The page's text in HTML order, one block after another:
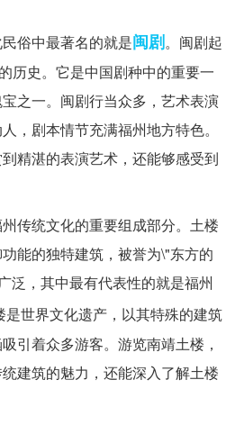
俗中最著名的就是闽剧。闽剧起
历史。它是中国剧种中的重要一
之一。闽剧行当众多，艺术表演
，剧本情节充满福州地方特色。
精湛的表演艺术，还能够感受到
传统文化的重要组成部分。土楼
能的独特建筑，被誉为\"东方的
泛，其中最有代表性的就是福州
是世界文化遗产，以其特殊的建筑
引着众多游客。游览南靖土楼，
建筑的魅力，还能深入了解土楼